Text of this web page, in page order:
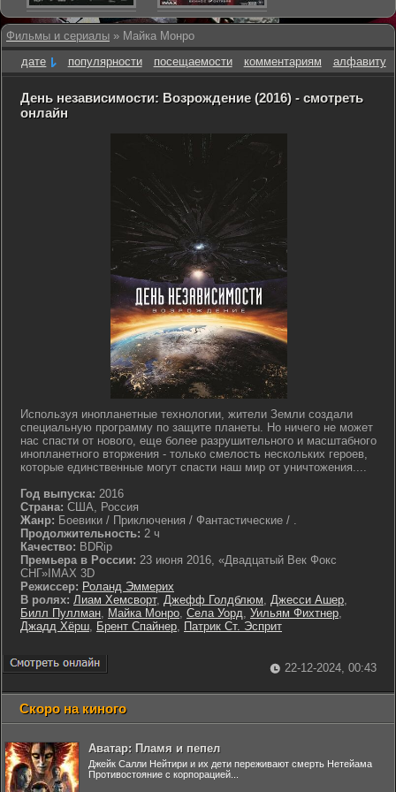
Фильмы и сериалы » Майка Монро
дате
популярности посещаемости комментариям алфавиту
День независимости: Возрождение (2016) - смотреть
онлайн
Используя инопланетные технологии, жители Земли создали
специальную программу по защите планеты. Но ничего не может
нас спасти от нового, еще более разрушительного и масштабного
инопланетного вторжения - только смелость нескольких героев,
которые единственные могут спасти наш мир от уничтожения....
Год выпуска: 2016
Страна: США, Россия
Жанр: Боевики / Приключения / Фантастические / .
Продолжительность: 2 ч
Качество: BDRip
Премьера в России: 23 июня 2016, «Двадцатый Век Фокс
СНГ»IMAX 3D
Режиссер: Роланд Эммерих
В ролях: Лиам Хемсворт, Джефф Голдблюм, Джесси Ашер,
Билл Пуллман, Майка Монро, Села Уорд, Уильям Фихтнер,
Джадд Хёрш, Брент Спайнер, Патрик Ст. Эсприт
22-12-2024, 00:43
Скоро на киного
Аватар: Пламя и пепел
Джейк Салли Нейтири и их дети переживают смерть Нетейама
Противостояние с корпорацией...